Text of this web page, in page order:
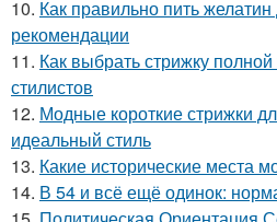
10. Как правильно пить
рекомендации
11. Как выбрать стрижку
стилистов
12. Модные короткие стрижки
идеальный стиль
13. Какие исторические места
14. В 54 и всё ещё одинок: